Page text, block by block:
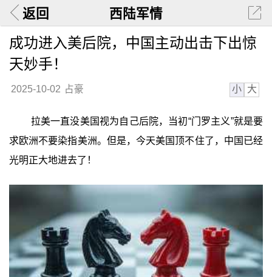
返回 西陆军情
成功进入美后院，中国主动出击下出惊
天妙手！
2025-10-02 占豪 小 大
拉美一直没美国视为自己后院，当初“门罗主义”就是要
求欧洲不要染指美洲。但是，今天美国顶不住了，中国已经
光明正大地进去了！